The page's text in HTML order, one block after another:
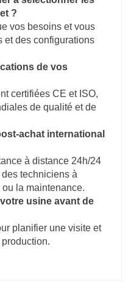
?
vos besoins et vous
et des configurations
de vos
certifiées CE et ISO,
de qualité et de
achat international
à distance 24h/24
techniciens à
ou la maintenance.
usine avant de
planifier une visite et